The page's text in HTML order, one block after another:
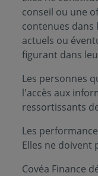
de
et GMF.
conseil ou une
contenues
actuels ou
figurant dans
Les personnes
l'accès aux
ressortissants
Les
Elles ne doivent
Covéa Finance